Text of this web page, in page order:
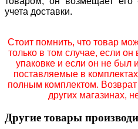
учета доставки.
Стоит помнить, что товар
только в том случае, если
упаковке и если он не был
поставляемые в
полным комплектом.
других магазинах,
Другие товары